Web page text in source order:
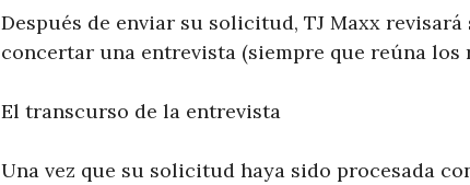
Después de enviar su solicitud, TJ Maxx
concertar una entrevista (siempre que reúna los
El transcurso de la entrevista
Una vez que su solicitud haya sido procesada